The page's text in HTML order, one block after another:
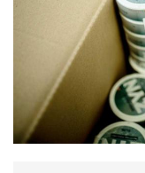
EXPOSICIÓN
ENTREVISTA